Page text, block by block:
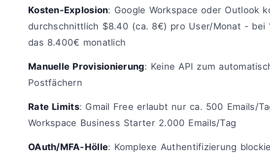
Kosten-Explosion: Google Workspace oder Outlook
durchschnittlich $8.40 (ca. 8€) pro User/Monat - bei
das 8.400€ monatlich
Manuelle Provisionierung: Keine API zum
Postfächern
Rate Limits: Gmail Free erlaubt nur ca. 500 Emails/
Workspace Business Starter 2.000 Emails/Tag
OAuth/MFA-Hölle: Komplexe Authentifizierung